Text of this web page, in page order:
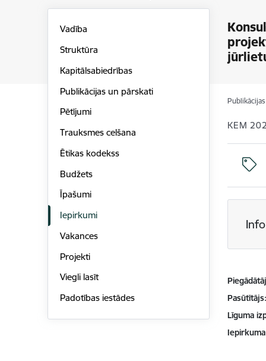
Vadība
Struktūra
Kapitālsabiedrības
Publikācijas un pārskati
Pētījumi
Trauksmes celšana
Ētikas kodekss
Budžets
Īpašumi
Iepirkumi
Vakances
Projekti
Viegli lasīt
Padotības iestādes
KEM
Pasūtītājs
Līguma